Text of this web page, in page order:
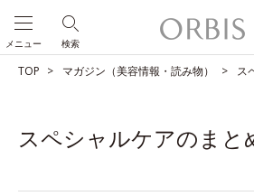
検索
メニュー
TOP マガジン（美容情報・読み物） ス
スペシャルケアのまと